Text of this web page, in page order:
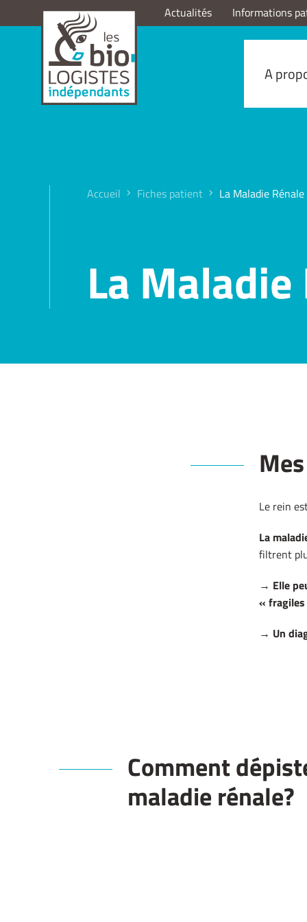
Actualités Informations
A
Accueil Fiches patient La Maladie
La
Le rein
La
filtrent
→ Elle
«
→ Un
Comment
maladie rénale?